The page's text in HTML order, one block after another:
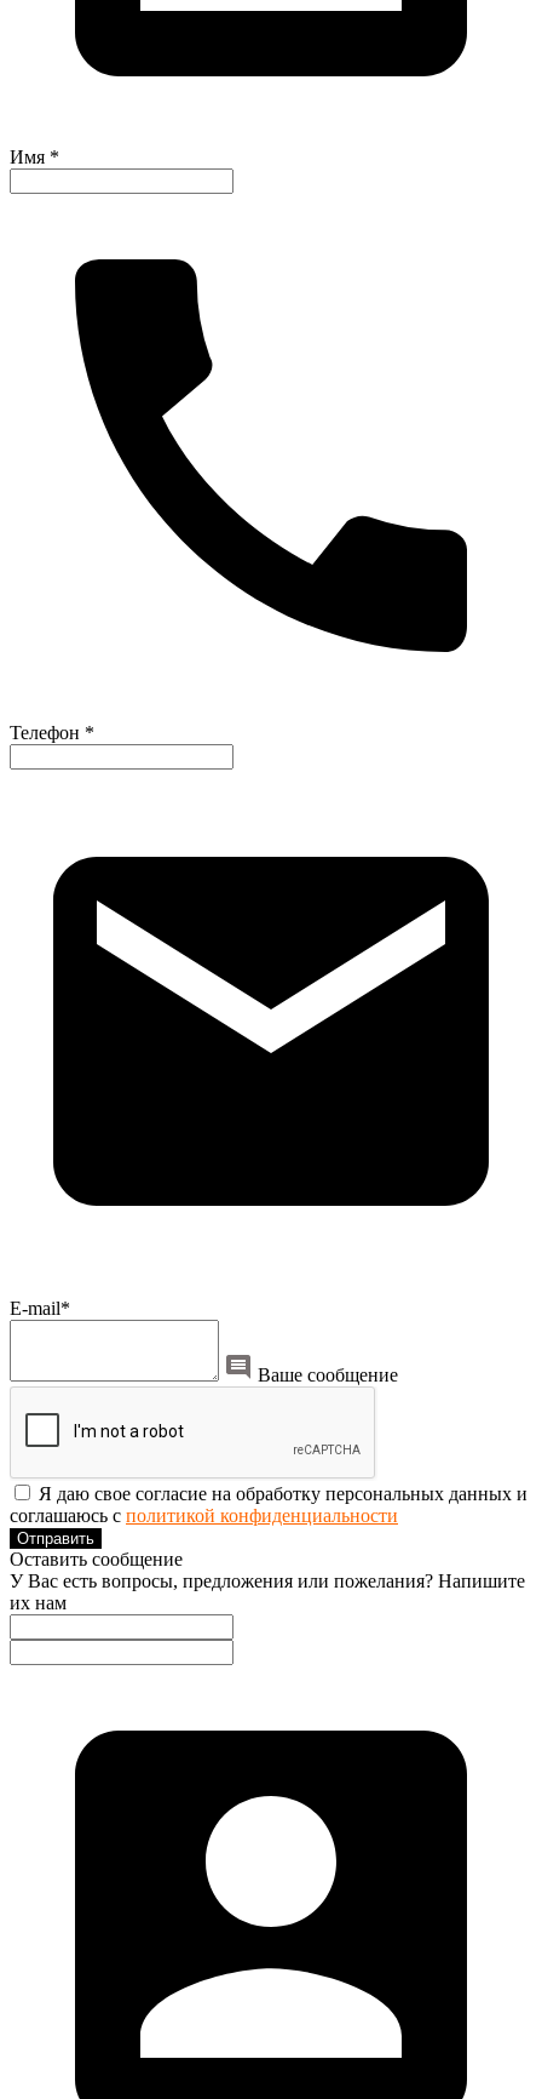
Имя *
Телефон *
E-mail*
Ваше сообщение
Я даю свое согласие на обработку персональных данных и
соглашаюсь с политикой конфиденциальности
Отправить
Оставить сообщение
У Вас есть вопросы, предложения или пожелания? Напишите
их нам